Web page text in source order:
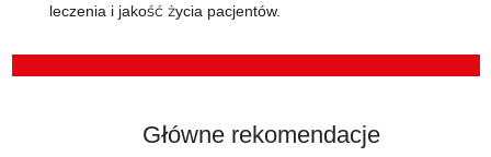
leczenia i jakość życia pacjentów.
Główne rekomendacje